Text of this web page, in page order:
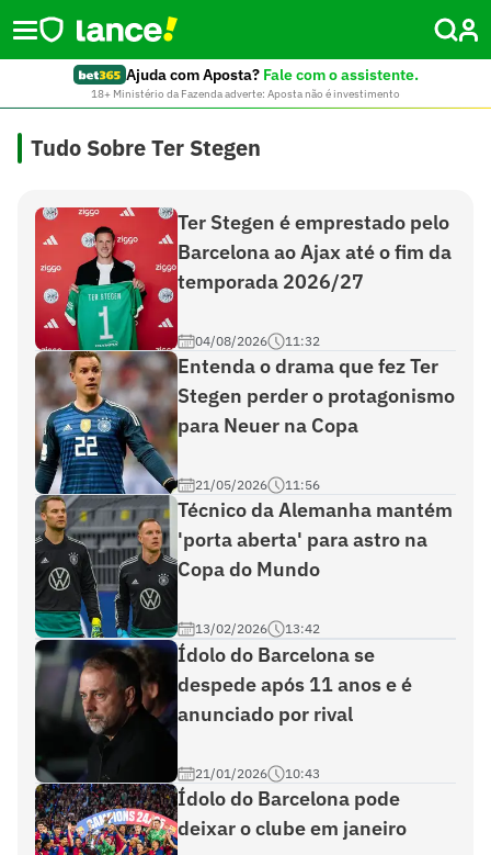
Ajuda com Aposta? Fale com o assistente.
18+ Ministério da Fazenda adverte: Aposta não é investimento
Tudo Sobre Ter Stegen
Ter Stegen é emprestado pelo
Barcelona ao Ajax até o fim da
temporada 2026/27
04/08/2026 11:32
Entenda o drama que fez Ter
Stegen perder o protagonismo
para Neuer na Copa
21/05/2026 11:56
Técnico da Alemanha mantém
'porta aberta' para astro na
Copa do Mundo
13/02/2026 13:42
Ídolo do Barcelona se
despede após 11 anos e é
anunciado por rival
21/01/2026 10:43
Ídolo do Barcelona pode
deixar o clube em janeiro